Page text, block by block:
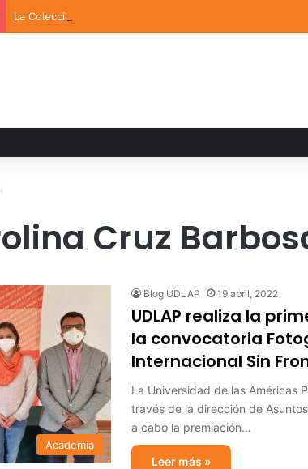
La Colección de Arte UDLAP fortalece su acervo con
Cruz
Academia
Blog UDLAP 19 abril, 2022
UDLAP realiza la
la convocatoria
Internacional Sin
La Universidad de las Américas
través de la dirección de
a cabo la premiación…
Leer más »